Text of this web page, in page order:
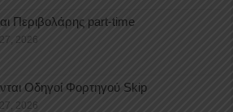
Περιβολάρης part-time
2026
Οδηγοί Φορτηγού Skip
2026